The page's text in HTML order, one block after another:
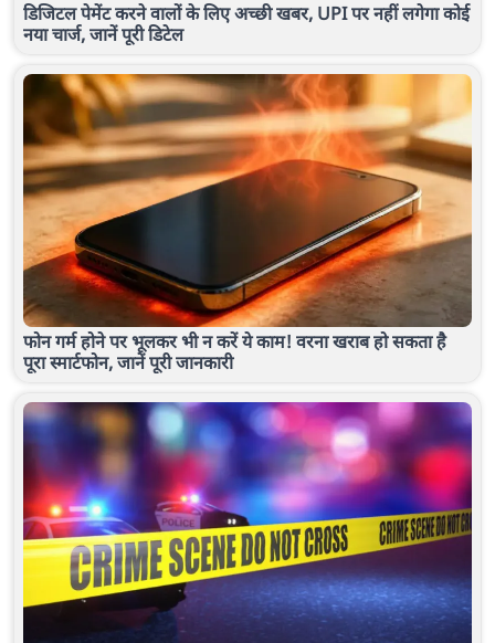
डिजिटल पेमेंट करने वालों के लिए अच्छी खबर, UPI पर नहीं लगेगा कोई
नया चार्ज, जानें पूरी डिटेल
फोन गर्म होने पर भूलकर भी न करें ये काम! वरना खराब हो सकता है
पूरा स्मार्टफोन, जानें पूरी जानकारी